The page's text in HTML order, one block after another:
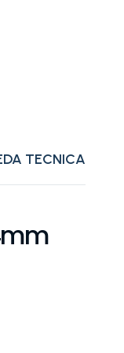
TECNICA